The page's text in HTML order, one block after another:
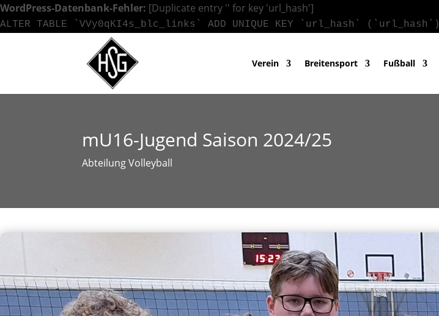
WordPress-Datenbank-Fehler: [Duplicate entry '' for key 'url_hash']
ALTER TABLE `VVy0qKI4s_blc_links` ADD UNIQUE KEY `url_hash` (`url_hash`)
Verein Breitensport Fußball
mU16-Jugend Saison 2024/25
Abteilung Volleyball